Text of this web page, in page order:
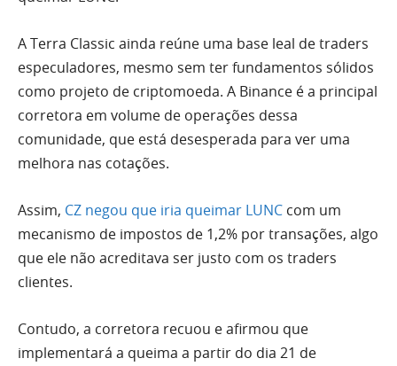
A Terra Classic ainda reúne uma base leal de traders
especuladores, mesmo sem ter fundamentos sólidos
como projeto de criptomoeda. A Binance é a principal
corretora em volume de operações dessa
comunidade, que está desesperada para ver uma
melhora nas cotações.
Assim, CZ negou que iria queimar LUNC com um
mecanismo de impostos de 1,2% por transações, algo
que ele não acreditava ser justo com os traders
clientes.
Contudo, a corretora recuou e afirmou que
implementará a queima a partir do dia 21 de